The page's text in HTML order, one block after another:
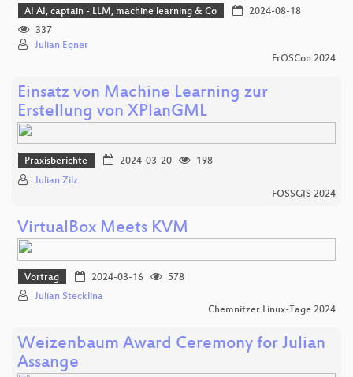
AI AI, captain - LLM, machine learning & Co
2024-08-18
337
Julian Egner
FrOSCon 2024
Einsatz von Machine Learning zur
Erstellung von XPlanGML
Praxisberichte 2024-03-20
198
Julian Zilz
FOSSGIS 2024
VirtualBox Meets KVM
Vortrag 2024-03-16
578
Julian Stecklina
Chemnitzer Linux-Tage 2024
Weizenbaum Award Ceremony for Julian
Assange